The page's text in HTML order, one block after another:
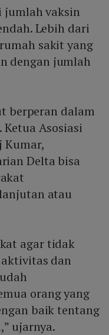
jumlah vaksin
Lebih dari
sakit yang
dengan jumlah
berperan dalam
Asosiasi
Kumar,
Delta bisa
atau
agar tidak
dan
orang yang
baik tentang
ujarnya.